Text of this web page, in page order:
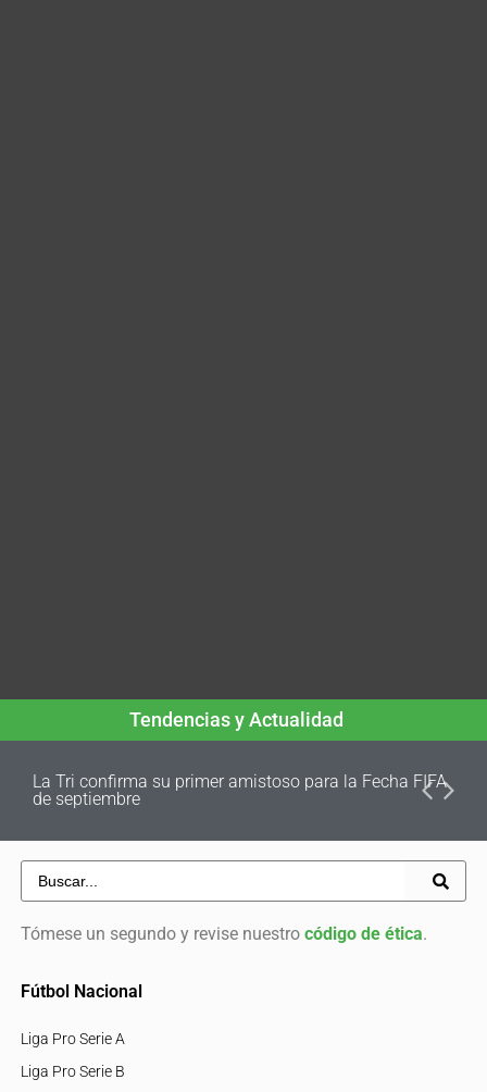
Tendencias y Actualidad
La Tri confirma su primer amistoso para la Fecha FIFA
de septiembre
Tómese un segundo y revise nuestro código de ética.
Fútbol Nacional
Liga Pro Serie A
Liga Pro Serie B